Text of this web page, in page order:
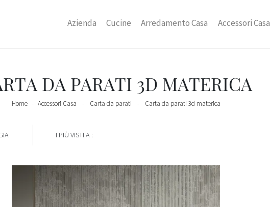
Azienda Cucine Arredamento Casa Accessori Casa
DA PARATI 3D MATERICA
Home - Accessori Casa - Carta da parati - Carta da parati 3d materica
I PIÙ VISTI A :